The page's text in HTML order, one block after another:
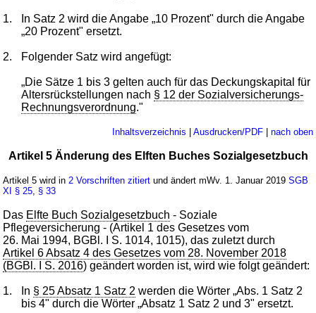
1.
In Satz 2 wird die Angabe „10 Prozent" durch die Angabe
„20 Prozent" ersetzt.
2. Folgender Satz wird angefügt:
„Die Sätze 1 bis 3 gelten auch für das Deckungskapital für
Altersrückstellungen nach § 12 der Sozialversicherungs-
Rechnungsverordnung."
Inhaltsverzeichnis | Ausdrucken/PDF| nach oben
Artikel 5 Änderung des Elften Buches Sozialgesetzbuch
Artikel 5 wird in 2 Vorschriften zitiert und ändert mWv. 1. Januar 2019SGB
XI § 25 § 33
Das Elfte Buch Sozialgesetzbuch - Soziale
Pflegeversicherung - (Artikel 1 des Gesetzes vom
26. Mai 1994, BGBl. I S. 1014, 1015), das zuletzt durch
Artikel 6 Absatz 4 des Gesetzes vom 28. November 2018
(BGBl. I S. 2016) geändert worden ist, wird wie folgt geändert:
1. In § 25 Absatz 1 Satz 2 werden die Wörter „Abs. 1 Satz 2
bis 4" durch die Wörter „Absatz 1 Satz 2 und 3" ersetzt.